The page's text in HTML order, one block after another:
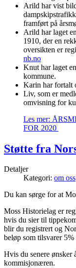
Arild har vist
framført på
Arild har laget
1910, der en
oversikten er
nb.no
Knut har laget
kommune.
Karin har fortalt
Liv, som er
omvisning for
Les mer:
FOR 2020
Støtte fra
Detaljer
Kategori: om oss
Du kan sørge for at
Moss Historielag er
hvis du sier til
blir du registrert og
beløp som tilsvarer 5%
Hvis du senere ønsker
kommisjonæren.